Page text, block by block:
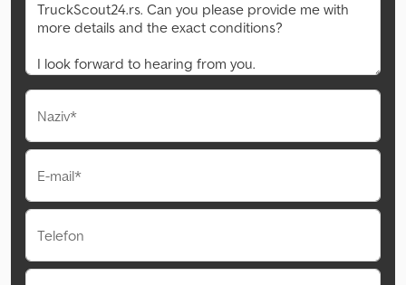
Naziv*
E-mail*
Telefon